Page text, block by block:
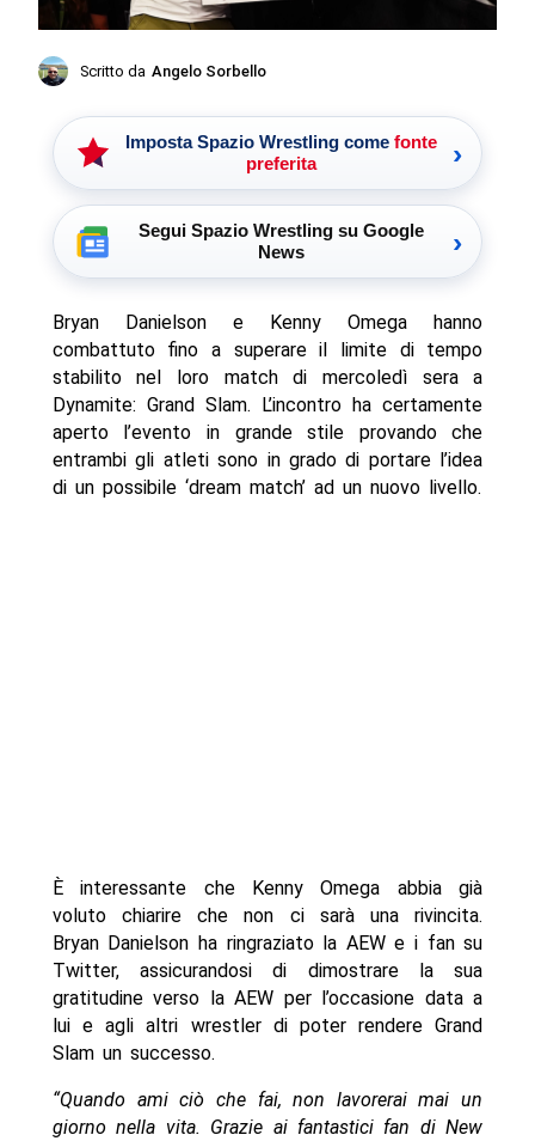
Scritto da Angelo Sorbello
Imposta Spazio Wrestling come fonte
preferita
›
Segui Spazio Wrestling su Google
News
›
Bryan Danielson e Kenny Omega hanno
combattuto fino a superare il limite di tempo
stabilito nel loro match di mercoledì sera a
Dynamite: Grand Slam. L’incontro ha certamente
aperto l’evento in grande stile provando che
entrambi gli atleti sono in grado di portare l’idea
di un possibile ‘dream match’ ad un nuovo livello.
È interessante che Kenny Omega abbia già
voluto chiarire che non ci sarà una rivincita.
Bryan Danielson ha ringraziato la AEW e i fan su
Twitter, assicurandosi di dimostrare la sua
gratitudine verso la AEW per l’occasione data a
lui e agli altri wrestler di poter rendere Grand
Slam un successo.
“Quando ami ciò che fai, non lavorerai mai un
giorno nella vita. Grazie ai fantastici fan di New